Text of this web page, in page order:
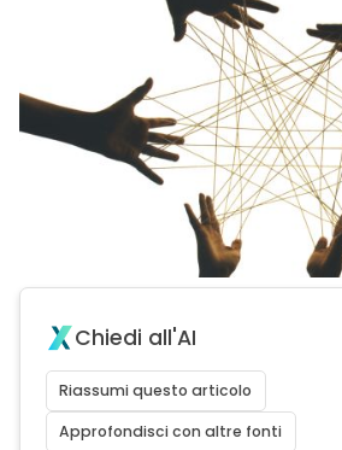
Chiedi all'AI
Riassumi questo articolo
Approfondisci con altre fonti